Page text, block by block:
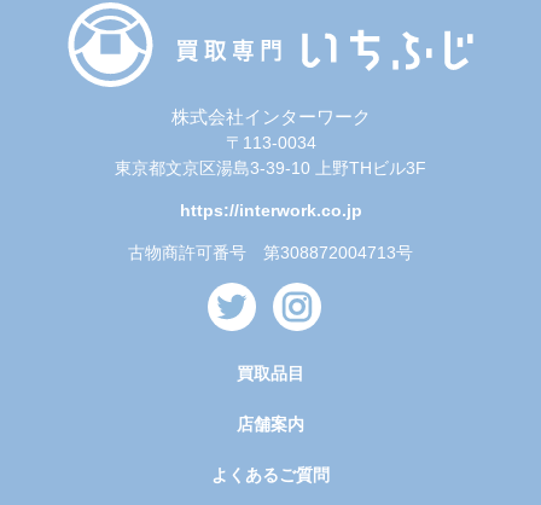
株式会社インターワーク
〒113-0034
東京都文京区湯島3-39-10 上野THビル3F
https://interwork.co.jp
古物商許可番号 第308872004713号
買取品目
店舗案内
よくあるご質問